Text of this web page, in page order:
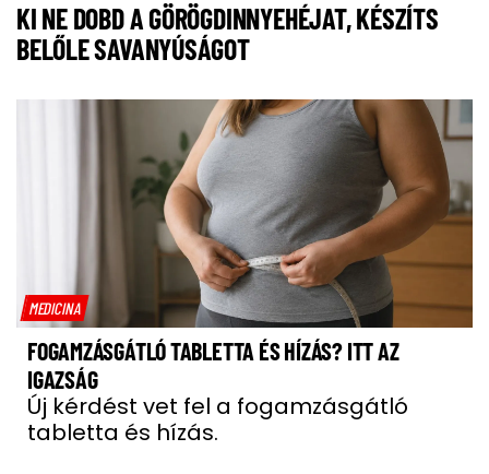
KI NE DOBD A GÖRÖGDINNYEHÉJAT, KÉSZÍTS
BELŐLE SAVANYÚSÁGOT
MEDICINA
FOGAMZÁSGÁTLÓ TABLETTA ÉS HÍZÁS? ITT AZ
IGAZSÁG
Új kérdést vet fel a fogamzásgátló
tabletta és hízás.